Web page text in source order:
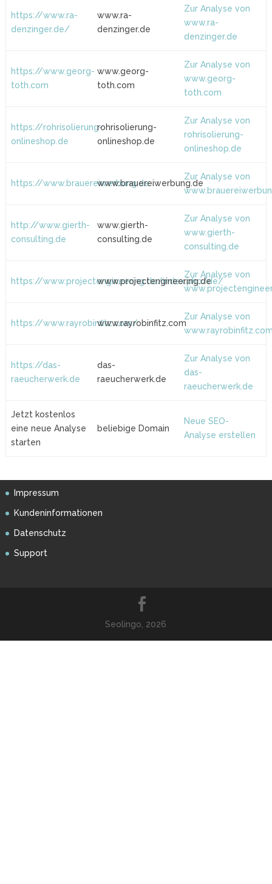
https://www.ra-
denzinger.de/
www.ra-
denzinger.de
Zur Analyse von
www.ra-
denzinger.de
https://www.georg-
toth.com
www.georg-
toth.com
Zur Analyse von
www.georg-
toth.com
https://rohrisolierung-
onlineshop.de
rohrisolierung-
onlineshop.de
Zur Analyse von
rohrisolierung-
onlineshop.de
https://www.brauereiwerbung.dewww.brauereiwerbung.de
Zur Analyse von
http://www.gierth-
consulting.de
www.gierth-
consulting.de
Zur Analyse von
www.gierth-
consulting.de
https://www.projectengineering.de/index.php/de/
www.projectengineering.de
Zur Analyse von
https://www.rayrobinfitz.com/www.rayrobinfitz.com
Zur Analyse von
https://das-
raeucherwerk.de
das-
raeucherwerk.de
Zur Analyse von
das-
raeucherwerk.de
Jetzt kostenlos
eine neue Analyse
starten
beliebige Domain
Neue SEO-
Analyse erstellen
Impressum
Kundeninformationen
Datenschutz
Support
Seolingo, 2026